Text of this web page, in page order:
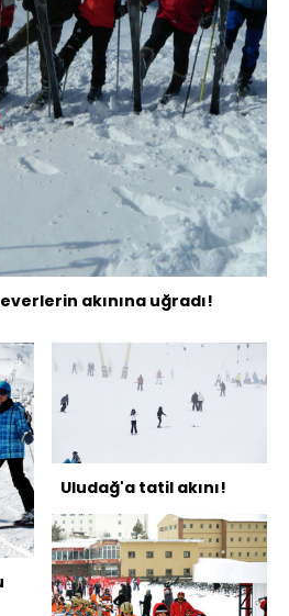
akınına uğradı!
Uludağ'a tatil akını!